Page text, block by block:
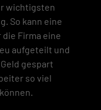
wichtigsten
So kann eine
Firma eine
aufgeteilt und
gespart
so viel